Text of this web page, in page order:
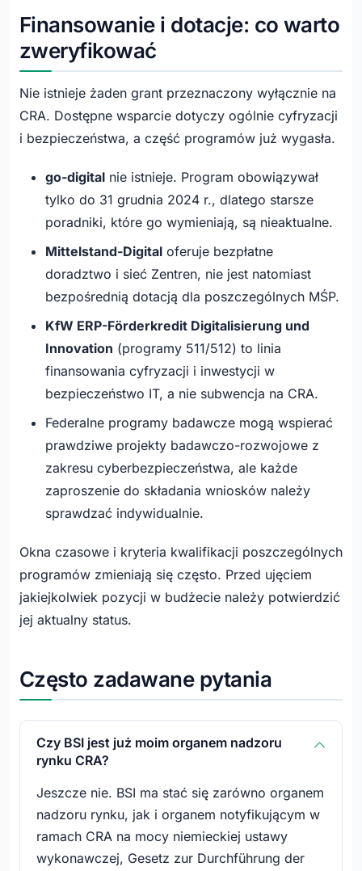
Finansowanie i dotacje: co warto
zweryfikować
Nie istnieje żaden grant przeznaczony wyłącznie na
CRA. Dostępne wsparcie dotyczy ogólnie cyfryzacji
i bezpieczeństwa, a część programów już wygasła.
go-digital nie istnieje. Program obowiązywał
tylko do 31 grudnia 2024 r., dlatego starsze
poradniki, które go wymieniają, są nieaktualne.
Mittelstand-Digital oferuje bezpłatne
doradztwo i sieć Zentren, nie jest natomiast
bezpośrednią dotacją dla poszczególnych MŚP.
KfW ERP-Förderkredit Digitalisierung und
Innovation (programy 511/512) to linia
finansowania cyfryzacji i inwestycji w
bezpieczeństwo IT, a nie subwencja na CRA.
Federalne programy badawcze mogą wspierać
prawdziwe projekty badawczo-rozwojowe z
zakresu cyberbezpieczeństwa, ale każde
zaproszenie do składania wniosków należy
sprawdzać indywidualnie.
Okna czasowe i kryteria kwalifikacji poszczególnych
programów zmieniają się często. Przed ujęciem
jakiejkolwiek pozycji w budżecie należy potwierdzić
jej aktualny status.
Często zadawane pytania
Czy BSI jest już moim organem nadzoru
rynku CRA?
Jeszcze nie. BSI ma stać się zarówno organem
nadzoru rynku, jak i organem notyfikującym w
ramach CRA na mocy niemieckiej ustawy
wykonawczej, Gesetz zur Durchführung der